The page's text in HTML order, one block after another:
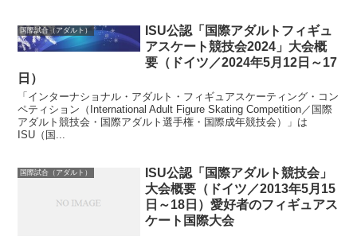
国際試合（アダルト）
ISU公認「国際アダルトフィギュ
アスケート競技会2024」大会概
要（ドイツ／2024年5月12日～17
日）
「インターナショナル・アダルト・フィギュアスケーティング・コン
ペティション（International Adult Figure Skating Competition／国際
アダルト競技会・国際アダルト選手権・国際成年競技会）」は
ISU（国...
国際試合（アダルト）
ISU公認「国際アダルト競技会」
大会概要（ドイツ／2013年5月15
日～18日）愛好者のフィギュアス
ケート国際大会